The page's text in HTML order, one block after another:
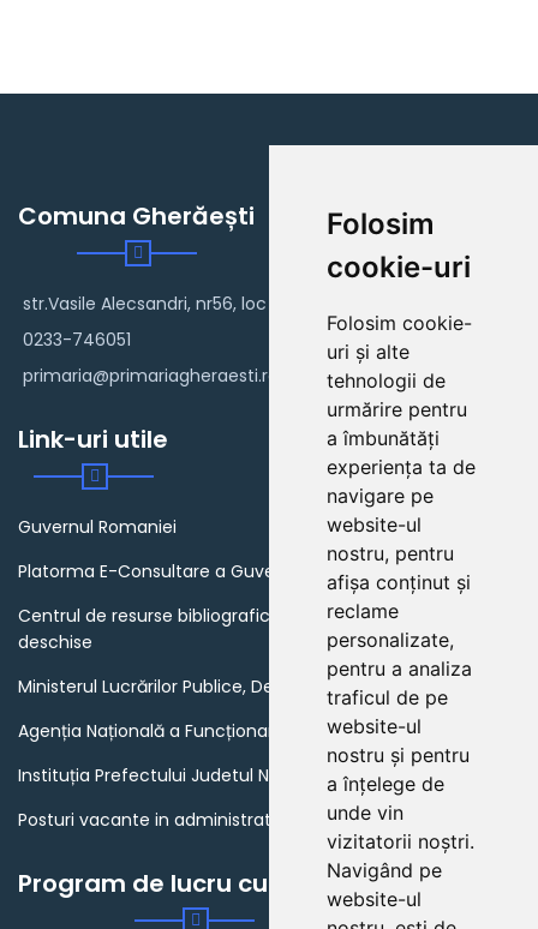
Folosim
cookie-uri
Folosim cookie-
uri și alte
tehnologii de
urmărire pentru
a îmbunătăți
experiența ta de
navigare pe
website-ul
nostru, pentru
afișa conținut și
reclame
personalizate,
pentru a analiza
traficul de pe
website-ul
nostru și pentru
a înțelege de
unde vin
vizitatorii noștri.
Navigând pe
website-ul
Comuna Gherăești
str.Vasile Alecsandri, nr56, loc Gherăești
0233-746051
primaria@primariagheraesti.ro
Link-uri utile
Guvernul Romaniei
Platorma E-Consultare a Guvernului Romaniei
Centrul de resurse bibliografice in domeniul guvernarii
deschise
Ministerul Lucrărilor Publice, Dezvoltării și Administrației
Agenția Națională a Funcționarilor Publici
Instituția Prefectului Judetul Neamt
Posturi vacante in administratia publica din Romania
Program de lucru cu publicul